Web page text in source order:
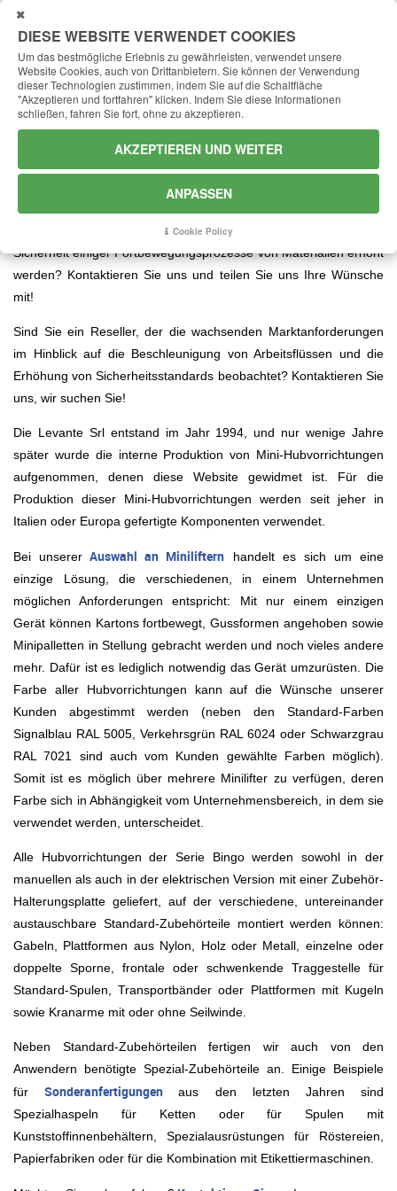
Levante: Ideen für die
Fortbewegung von Materialien
Wir haben die richtigen Ideen, um Ihre Wünsche betreffend die
Fortbewegung von Materialien umzusetzen!
Soll die Performance Ihres Unternehmens verbessert oder die
Sicherheit einiger Fortbewegungsprozesse von Materialien erhöht
werden? Kontaktieren Sie uns und teilen Sie uns Ihre Wünsche
mit!
Sind Sie ein Reseller, der die wachsenden Marktanforderungen
im Hinblick auf die Beschleunigung von Arbeitsflüssen und die
Erhöhung von Sicherheitsstandards beobachtet? Kontaktieren Sie
uns, wir suchen Sie!
Die Levante Srl entstand im Jahr 1994, und nur wenige Jahre
später wurde die interne Produktion von Mini-Hubvorrichtungen
aufgenommen, denen diese Website gewidmet ist. Für die
Produktion dieser Mini-Hubvorrichtungen werden seit jeher in
Italien oder Europa gefertigte Komponenten verwendet.
Bei unserer Auswahl an Miniliftern handelt es sich um eine
einzige Lösung, die verschiedenen, in einem Unternehmen
möglichen Anforderungen entspricht: Mit nur einem einzigen
Gerät können Kartons fortbewegt, Gussformen angehoben sowie
Minipalletten in Stellung gebracht werden und noch vieles andere
mehr. Dafür ist es lediglich notwendig das Gerät umzurüsten. Die
Farbe aller Hubvorrichtungen kann auf die Wünsche unserer
Kunden abgestimmt werden (neben den Standard-Farben
Signalblau RAL 5005, Verkehrsgrün RAL 6024 oder Schwarzgrau
RAL 7021 sind auch vom Kunden gewählte Farben möglich).
Somit ist es möglich über mehrere Minilifter zu verfügen, deren
Farbe sich in Abhängigkeit vom Unternehmensbereich, in dem sie
verwendet werden, unterscheidet.
Alle Hubvorrichtungen der Serie Bingo werden sowohl in der
manuellen als auch in der elektrischen Version mit einer Zubehör-
Halterungsplatte geliefert, auf der verschiedene, untereinander
austauschbare Standard-Zubehörteile montiert werden können:
Gabeln, Plattformen aus Nylon, Holz oder Metall, einzelne oder
doppelte Sporne, frontale oder schwenkende Traggestelle für
Standard-Spulen, Transportbänder oder Plattformen mit Kugeln
sowie Kranarme mit oder ohne Seilwinde.
Neben Standard-Zubehörteilen fertigen wir auch von den
Anwendern benötigte Spezial-Zubehörteile an. Einige Beispiele
fürSonderanfertigungen
aus den letzten Jahren sind
Spezialhaspeln für Ketten oder für Spulen mit
Kunststoffinnenbehältern, Spezialausrüstungen für Röstereien,
Papierfabriken oder für die Kombination mit Etikettiermaschinen.
DIESE WEBSITE VERWENDET COOKIES
Um das bestmögliche Erlebnis zu gewährleisten, verwendet unsere
Website Cookies, auch von Drittanbietern. Sie können der Verwendung
dieser Technologien zustimmen, indem Sie auf die Schaltfläche
"Akzeptieren und fortfahren" klicken. Indem Sie diese Informationen
schließen, fahren Sie fort, ohne zu akzeptieren.
AKZEPTIEREN UND WEITER
ANPASSEN
Cookie Policy